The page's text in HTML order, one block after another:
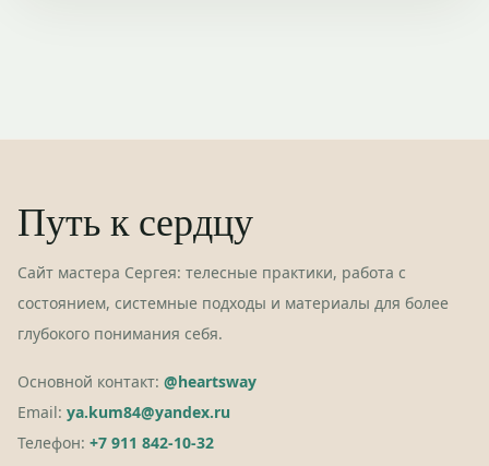
Путь к сердцу
Сайт мастера Сергея: телесные практики, работа с
состоянием, системные подходы и материалы для более
глубокого понимания себя.
Основной контакт: @heartsway
Email: ya.kum84@yandex.ru
Телефон: +7 911 842-10-32